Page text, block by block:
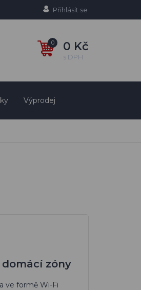
Přihlásit se
0 0 Kč
s DPH
Výprodej
zóny
ve formě Wi-Fi